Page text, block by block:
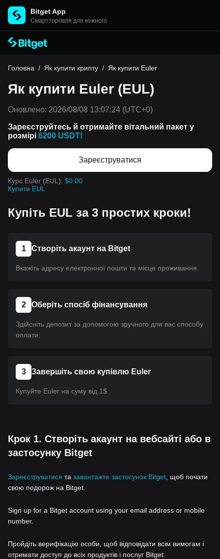
Bitget App
Cмартторгівля для кожного
Головна / Як купити крипту / Як купити Euler
Як купити Euler (EUL)
Оновлено: 2026/08/08 13:07:24 (UTC+0)
Зареєструйтесь й отримайте вітальний пакет у
розмірі 6200 USDT!
Зареєструватися
Курс Euler (EUL): $0.00
Купити EUL
Купіть EUL за 3 простих кроки!
1 Створіть акаунт на Bitget
Вкажіть адресу електронної пошти та місце проживання.
2 Оберіть спосіб фінансування
Здійсніть депозит за допомогою зручного для вас способу
оплати.
3 Завершіть свою купівлю Euler
Купуйте Euler на суму від 1$.
Крок 1. Створіть акаунт на вебсайті або в
застосунку Bitget
Зареєструватися та завантажте застосунок Bitget , щоб почати
свою подорож на Bitget.
Sign up for a Bitget account using your email address or mobile
number.
Пройдіть верифікацію особи, щоб відповідати всім вимогам і
отримати доступ до всіх продуктів і послуг Bitget.